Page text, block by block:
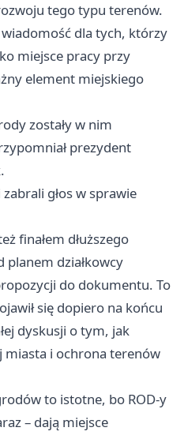
tego typu terenów.
dla tych, którzy
miejsce pracy przy
element miejskiego
zostały w nim
prezydent
zabrali głos w sprawie
finałem dłuższego
planem działkowcy
do dokumentu. To
się dopiero na końcu
dyskusji o tym, jak
i ochrona terenów
to istotne, bo ROD-y
– dają miejsce